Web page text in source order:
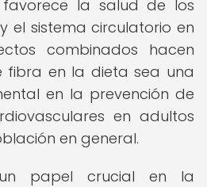
la salud de los
el sistema circulatorio en
combinados hacen
fibra en la dieta sea una
en la prevención de
en adultos
en general.
papel crucial en la